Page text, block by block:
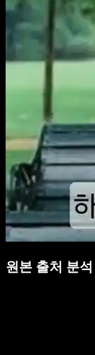
원본 출처 분석